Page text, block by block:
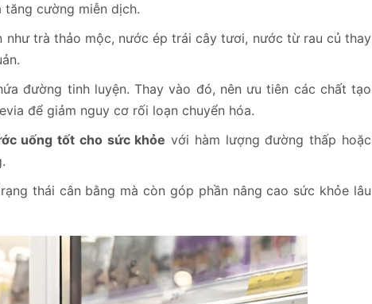
cường miễn dịch.
như trà thảo mộc, nước ép trái cây tươi, nước từ rau củ thay
đường tinh luyện. Thay vào đó, nên ưu tiên các chất tạo
để giảm nguy cơ rối loạn chuyển hóa.
uống tốt cho sức khỏe với hàm lượng đường thấp hoặc
thái cân bằng mà còn góp phần nâng cao sức khỏe lâu